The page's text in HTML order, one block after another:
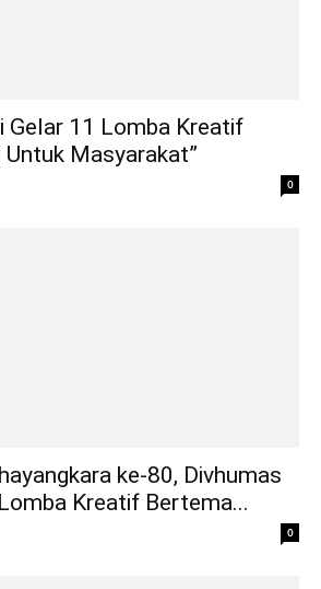
Gelar 11 Lomba Kreatif
Masyarakat”
0
ke-80, Divhumas
Kreatif Bertema...
0